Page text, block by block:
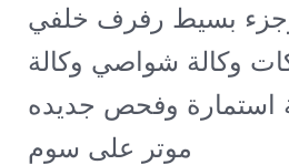
بسيط رفرف خلفي
وكالة شواصي وكالة
استمارة وفحص جديده
موتر على سوم